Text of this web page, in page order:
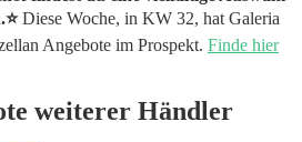
Diese Woche, in KW 32, hat Galeria
Angebote im Prospekt. Finde hier
weiterer Händler